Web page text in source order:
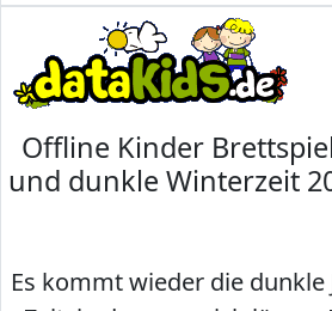
Offline Kinder
und dunkle Winterzeit
Es kommt wieder die dunkle